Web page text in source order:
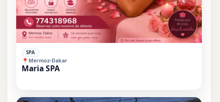
⭐⭐
SPA
Maria SPA
📍 Mermoz•Dakar